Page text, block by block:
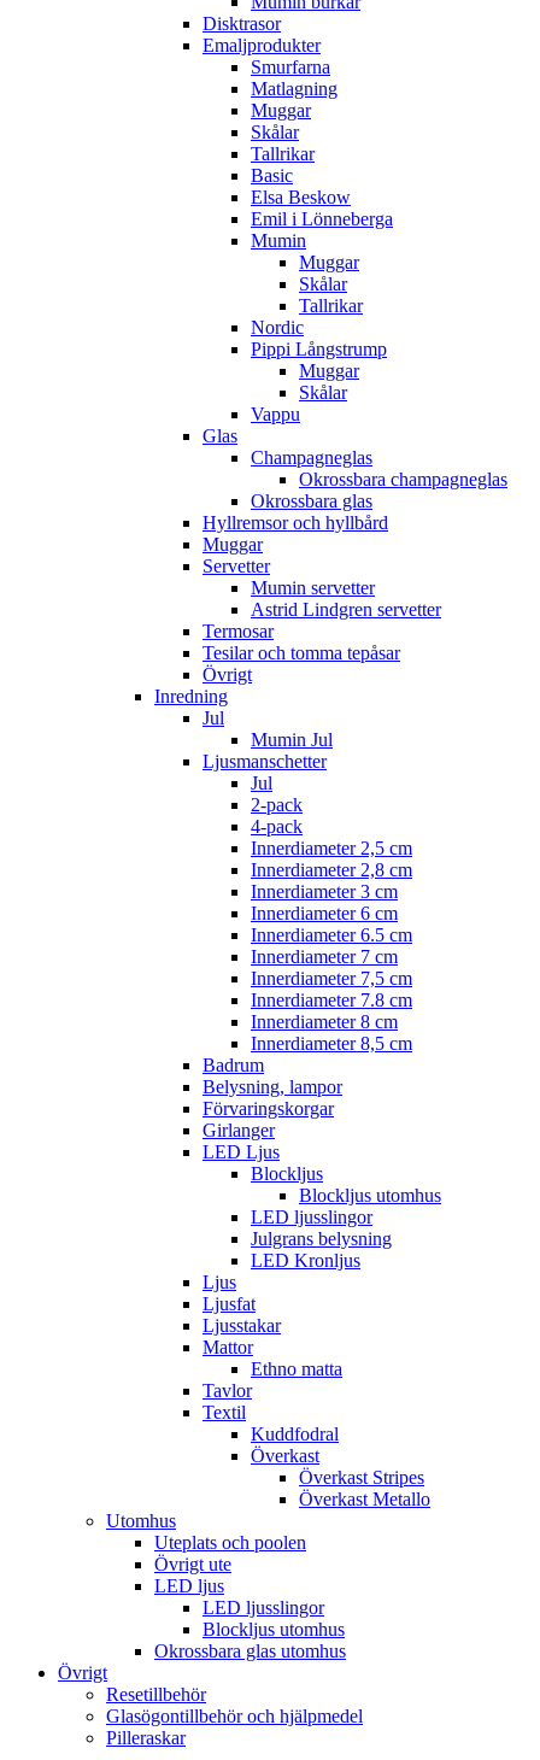
Disktrasor
Emaljprodukter
Smurfarna
Matlagning
Muggar
Skålar
Tallrikar
Basic
Elsa Beskow
Emil i Lönneberga
Mumin
Muggar
Skålar
Tallrikar
Nordic
Pippi Långstrump
Muggar
Skålar
Vappu
Glas
Champagneglas
Okrossbara champagneglas
Okrossbara glas
Hyllremsor och hyllbård
Muggar
Servetter
Mumin servetter
Astrid Lindgren servetter
Termosar
Tesilar och tomma tepåsar
Övrigt
Inredning
Jul
Mumin Jul
Ljusmanschetter
Jul
2-pack
4-pack
Innerdiameter 2,5 cm
Innerdiameter 2,8 cm
Innerdiameter 3 cm
Innerdiameter 6 cm
Innerdiameter 6.5 cm
Innerdiameter 7 cm
Innerdiameter 7,5 cm
Innerdiameter 7.8 cm
Innerdiameter 8 cm
Innerdiameter 8,5 cm
Badrum
Belysning, lampor
Förvaringskorgar
Girlanger
LED Ljus
Blockljus
Blockljus utomhus
LED ljusslingor
Julgrans belysning
LED Kronljus
Ljus
Ljusfat
Ljusstakar
Mattor
Ethno matta
Tavlor
Textil
Kuddfodral
Överkast
Överkast Stripes
Överkast Metallo
Utomhus
Uteplats och poolen
Övrigt ute
LED ljus
LED ljusslingor
Blockljus utomhus
Okrossbara glas utomhus
Övrigt
Resetillbehör
Glasögontillbehör och hjälpmedel
Pilleraskar